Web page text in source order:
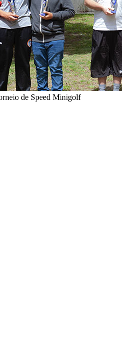
de Speed Minigolf